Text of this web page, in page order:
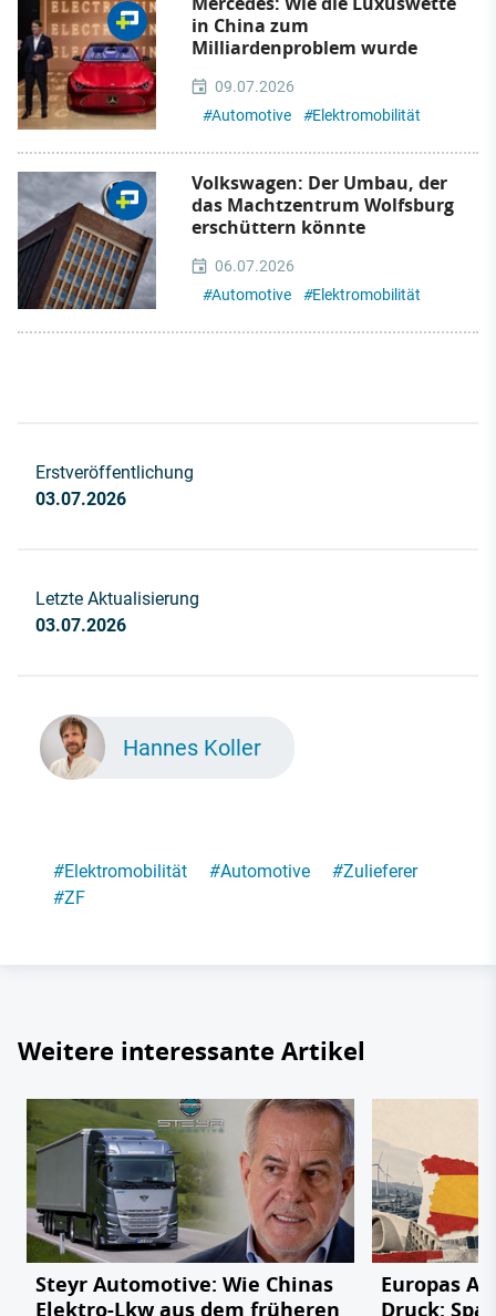
in China zum
Milliardenproblem wurde
09.07.2026
#Automotive #Elektromobilität
Volkswagen: Der Umbau, der
das Machtzentrum Wolfsburg
erschüttern könnte
06.07.2026
#Automotive #Elektromobilität
Erstveröffentlichung
03.07.2026
Letzte Aktualisierung
03.07.2026
Hannes Koller
#Elektromobilität #Automotive #Zulieferer
#ZF
Weitere interessante Artikel
Steyr Automotive: Wie Chinas
Elektro-Lkw aus dem früheren
Europas
Druck: